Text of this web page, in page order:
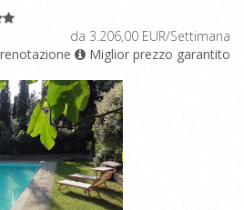
da 3.206,00 EUR/Settimana
Miglior prezzo garantito